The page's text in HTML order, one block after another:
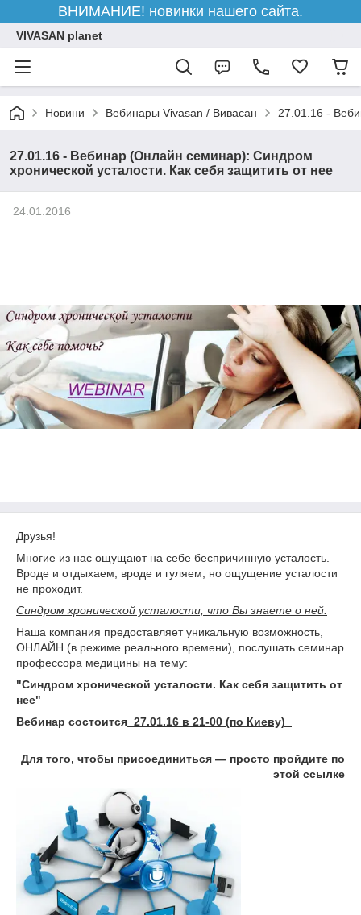
ВНИМАНИЕ! новинки нашего сайта.
VIVASAN planet
Новини Вебинары Vivasan / Вивасан 27.01.16 -
27.01.16 - Вебинар (Онлайн семинар): Синдром
хронической усталости. Как себя защитить от нее
24.01.2016
Друзья!
Многие из нас ощущают на себе беспричинную усталость.
Вроде и отдыхаем, вроде и гуляем, но ощущение усталости
не проходит.
Синдром хронической усталости, что Вы знаете о ней.
Наша компания предоставляет уникальную возможность,
ОНЛАЙН (в режиме реального времени), послушать семинар
профессора медицины на тему:
"Синдром хронической усталости. Как себя защитить от
нее"
Вебинар состоится 27.01.16 в 21-00 (по Киеву)
Для того, чтобы присоединиться ― просто пройдите по
этой ссылке